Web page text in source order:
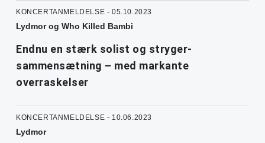
KONCERTANMELDELSE - 05.10.2023
Lydmor og Who Killed Bambi
Endnu en stærk solist og stryger-
sammensætning – med markante
overraskelser
KONCERTANMELDELSE - 10.06.2023
Lydmor